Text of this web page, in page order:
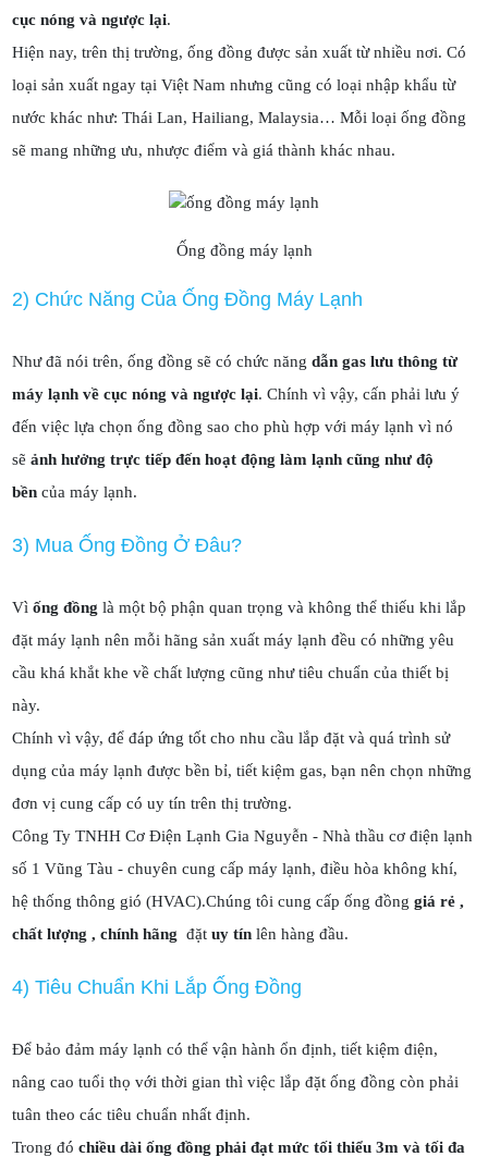
cục nóng và ngược lại.
Hiện nay, trên thị trường, ống đồng được sản xuất từ nhiều nơi. Có
loại sản xuất ngay tại Việt Nam nhưng cũng có loại nhập khẩu từ
nước khác như: Thái Lan, Hailiang, Malaysia… Mỗi loại ống đồng
sẽ mang những ưu, nhược điểm và giá thành khác nhau.
Ống đồng máy lạnh
2) Chức Năng Của Ống Đồng Máy Lạnh
Như đã nói trên, ống đồng sẽ có chức năngdẫn gas lưu thông từ
máy lạnh về cục nóng và ngược lại. Chính vì vậy, cấn phải lưu ý
đến việc lựa chọn ống đồng sao cho phù hợp với máy lạnh vì nó
sẽảnh hưởng trực tiếp đến hoạt động làm lạnh cũng như độ
bềncủa máy lạnh.
3) Mua Ống Đồng Ở Đâu?
Vìống đồng là một bộ phận quan trọng và không thể thiếu khi lắp
đặt máy lạnh nên mỗi hãng sản xuất máy lạnh đều có những yêu
cầu khá khắt khe về chất lượng cũng như tiêu chuẩn của thiết bị
này.
Chính vì vậy, để đáp ứng tốt cho nhu cầu lắp đặt và quá trình sử
dụng của máy lạnh được bền bỉ, tiết kiệm gas, bạn nên chọn những
đơn vị cung cấp có uy tín trên thị trường.
Công Ty TNHH Cơ Điện Lạnh Gia Nguyễn - Nhà thầu cơ điện lạnh
số 1 Vũng Tàu - chuyên cung cấp máy lạnh, điều hòa không khí,
hệ thống thông gió (HVAC).Chúng tôi cung cấp ống đồnggiá rẻ ,
chất lượng , chính hãng đặt uy tín lên hàng đầu.
4) Tiêu Chuẩn Khi Lắp Ống Đồng
Để bảo đảm máy lạnh có thể vận hành ổn định, tiết kiệm điện,
nâng cao tuổi thọ với thời gian thì việc lắp đặt ống đồng còn phải
tuân theo các tiêu chuẩn nhất định.
Trong đóchiều dài ống đồng phải đạt mức tối thiểu 3m và tối đa